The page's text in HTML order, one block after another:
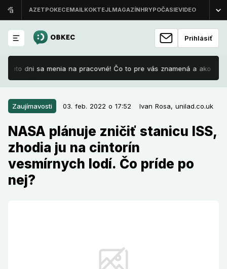
Prihlásiť
dni sa menia na pracovné! Čo to pre vás znamená a ako je to
Zaujímavosti 03. feb. 2022 o 17:52 Ivan Rosa, unilad.co.uk
NASA plánuje zničiť stanicu ISS,
zhodia ju na cintorín
vesmírnych lodí. Čo príde po
nej?
Zaujímavosti 03. feb. 2022 o 17:52
NASA plánuje zničiť stanicu ISS,
zhodia ju na cintorín vesmírnych
lodí. Čo príde po nej?
NASA oznámila plány na zničenie Medzinárodnej
vesmírnej stanice (ISS). Predpokladajú, že jej činnosť